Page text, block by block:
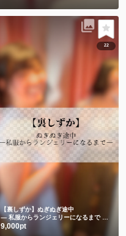
22
【裏しずか】ぬぎぬぎ途中
― 私服からランジェリーになるまで ―🫣💕
9,000pt